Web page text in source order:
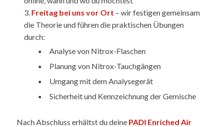
Freitag bei uns vor Ort – wir festigen gemeinsam
die Theorie und führen die praktischen Übungen
durch:
Analyse von Nitrox-Flaschen
Planung von Nitrox-Tauchgängen
Umgang mit dem Analysegerät
Sicherheit und Kennzeichnung der Gemische
Nach Abschluss erhältst du deine PADI Enriched Air